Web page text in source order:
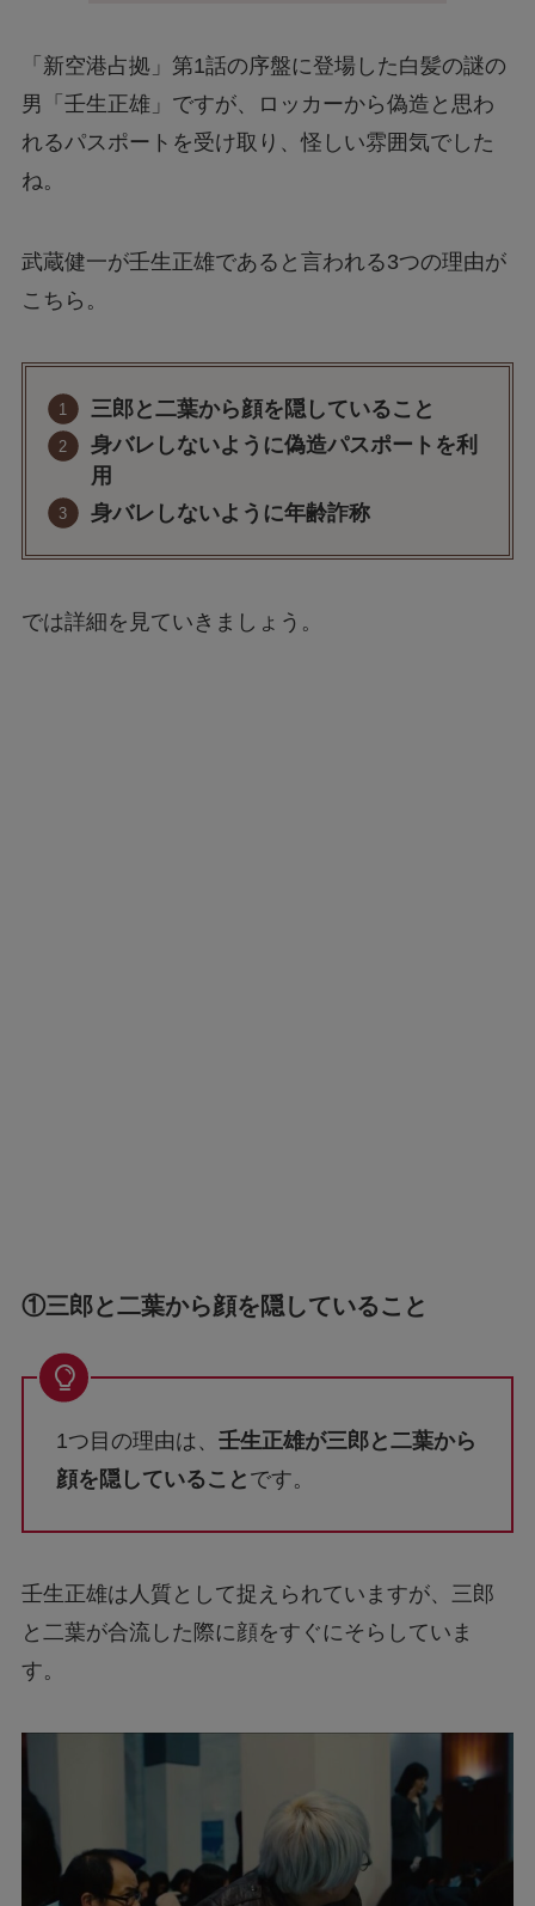
「新空港占拠」第1話の序盤に登場した白髪の謎の
男「壬生正雄」ですが、ロッカーから偽造と思わ
れるパスポートを受け取り、怪しい雰囲気でした
ね。
武蔵健一が壬生正雄であると言われる3つの理由が
こちら。
三郎と二葉から顔を隠していること
身バレしないように偽造パスポートを利
用
身バレしないように年齢詐称
では詳細を見ていきましょう。
①三郎と二葉から顔を隠していること
1つ目の理由は、 壬生正雄が三郎と二葉から
顔を隠していること です。
壬生正雄は人質として捉えられていますが、三郎
と二葉が合流した際に顔をすぐにそらしていま
す。